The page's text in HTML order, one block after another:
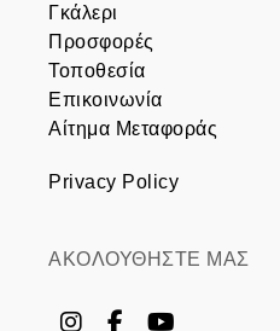
Γκάλερι
Προσφορές
Τοποθεσία
Επικοινωνία
Αίτημα Μεταφοράς
Privacy Policy
ΑΚΟΛΟΥΘΗΣΤΕ ΜΑΣ